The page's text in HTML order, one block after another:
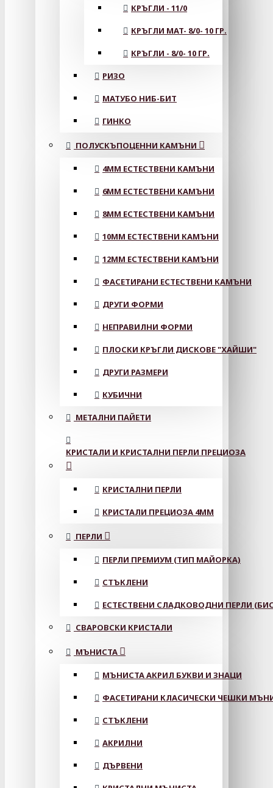
КРЪГЛИ - 11/0
КРЪГЛИ MAT- 8/0- 10 ГР.
КРЪГЛИ - 8/0- 10 ГР.
РИЗО
МАТУБО НИБ-БИТ
ГИНКО
ПОЛУСКЪПОЦЕННИ КАМЪНИ
4MM ЕСТЕСТВЕНИ КАМЪНИ
6MM ЕСТЕСТВЕНИ КАМЪНИ
8MM ЕСТЕСТВЕНИ КАМЪНИ
10MM ЕСТЕСТВЕНИ КАМЪНИ
12MM ЕСТЕСТВЕНИ КАМЪНИ
ФАСЕТИРАНИ ЕСТЕСТВЕНИ КАМЪНИ
ДРУГИ ФОРМИ
НЕПРАВИЛНИ ФОРМИ
ПЛОСКИ КРЪГЛИ ДИСКОВЕ "ХАЙШИ"
ДРУГИ РАЗМЕРИ
КУБИЧНИ
МЕТАЛНИ ПАЙЕТИ
КРИСТАЛИ И КРИСТАЛНИ ПЕРЛИ ПРЕЦИОЗА
КРИСТАЛНИ ПЕРЛИ
КРИСТАЛИ ПРЕЦИОЗА 4ММ
ПЕРЛИ
ПЕРЛИ ПРЕМИУМ (ТИП МАЙОРКА)
СТЪКЛЕНИ
ЕСТЕСТВЕНИ СЛАДКОВОДНИ ПЕРЛИ
СВАРОВСКИ КРИСТАЛИ
МЪНИСТА
МЪНИСТА АКРИЛ БУКВИ И ЗНАЦИ
ФАСЕТИРАНИ КЛАСИЧЕСКИ ЧЕШКИ
СТЪКЛЕНИ
АКРИЛНИ
ДЪРВЕНИ